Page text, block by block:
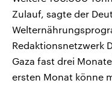
Zulauf, sagte der
Redaktionsnetzwerk
Gaza fast drei
ersten Monat könne